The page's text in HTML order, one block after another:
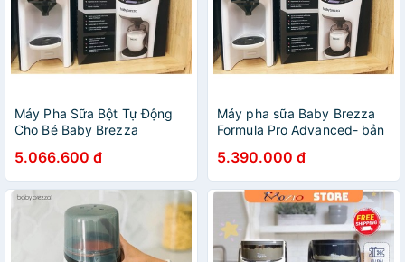
Máy Pha Sữa Bột Tự Động
Cho Bé Baby Brezza
5.066.600 đ
Máy pha sữa Baby Brezza
Formula Pro Advanced- bản
5.390.000 đ